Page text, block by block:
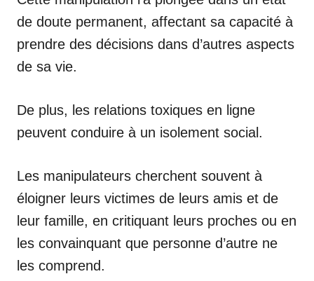
de doute permanent, affectant sa capacité à
prendre des décisions dans d’autres aspects
de sa vie.
De plus, les relations toxiques en ligne
peuvent conduire à un isolement social.
Les manipulateurs cherchent souvent à
éloigner leurs victimes de leurs amis et de
leur famille, en critiquant leurs proches ou en
les convainquant que personne d’autre ne
les comprend.